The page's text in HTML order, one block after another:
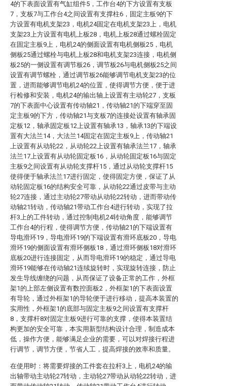
4的下表面设置有气缸组件5，工作台4的下方设置有支板
7，支板7与工作台4之间设置有支撑柱6，固定主板9的下
方设置有电机支架23，电机24固定在电机支架23上，电机
支架23上方设置有电机上板28，电机上板28通过螺栓固定
在固定主板9上，电机24的侧面设置有电机侧板25，电机
侧板25通过螺栓与电机上板28和电机支架23连接，电机侧
板25的一侧设置有调节板26，调节板26与电机侧板25之间
设置有调节螺栓，通过调节板26能够调节电机支架23的位
置，进而能够调节电机24的位置，使得调节方便，便于进
行检修和安装，电机24的输出轴上设置有主动轮27，支板
7的下表面中心设置有传动轴21，传动轴21的下端穿至固
定主板9的下方，传动轴21与支板7的连接处设置有轴承固
定板12，轴承固定板12上设置有轴承13，轴承13的下端设
置有大法兰14，大法兰14固定在固定主板9上，传动轴21
上设置有从动轮22，从动轮22上设置有轴承法兰17，轴承
法兰17上设置有从动轮固定板16，从动轮固定板16与固定
主板9之间设置有从动轮支撑杆15，通过从动轮支撑杆15
使得便于轴承法兰17进行固定，使得固定方便，保证了从
动轮固定板16的结构安全可靠，从动轮22通过皮带与主动
轮27连接，通过主动轮27带动从动轮22转动，进而带动传
动轴21转动，传动轴21带动工作台4进行转动，实现了拉
杆3上的工件转动，通过控制电机24转动角度，能够调节
工作台4的行程，使得调节方便，传动轴21的下端设置有
导电滑环19，导电滑环19的下端设置有滑环底板20，导电
滑环19的侧面设置有滑环侧板18，通过滑环侧板18对滑环
底板20进行连接固定，从而导电滑环19的稳定，通过导电
滑环19能够在传动轴21连续旋转时，实现旋转连接，防止
发生导线缠绕的问题，从而保证了设备正常的工作，外框
架1的上部左侧设置有数控面板2，外框架1的下表面设置
有导轮，通过外框架1的导轮便于进行移动，提高本装置的
实用性，外框架1的底部与固定主板9之间设置有支撑杆
8，支撑杆8对固定主板9进行可靠的支撑，使得本装置结
构更加的安全可靠，本实用新型结构设计合理，制造成本
低，操作方便，能够满足企业的需要，可以对焊接行程进
行调节，调节方便，节省人工，提高焊接的效率和质量。
在使用时：将需要焊接的工件套在拉杆3上，电机24的输
出轴带动主动轮27转动，主动轮27带动从动轮22转动，进